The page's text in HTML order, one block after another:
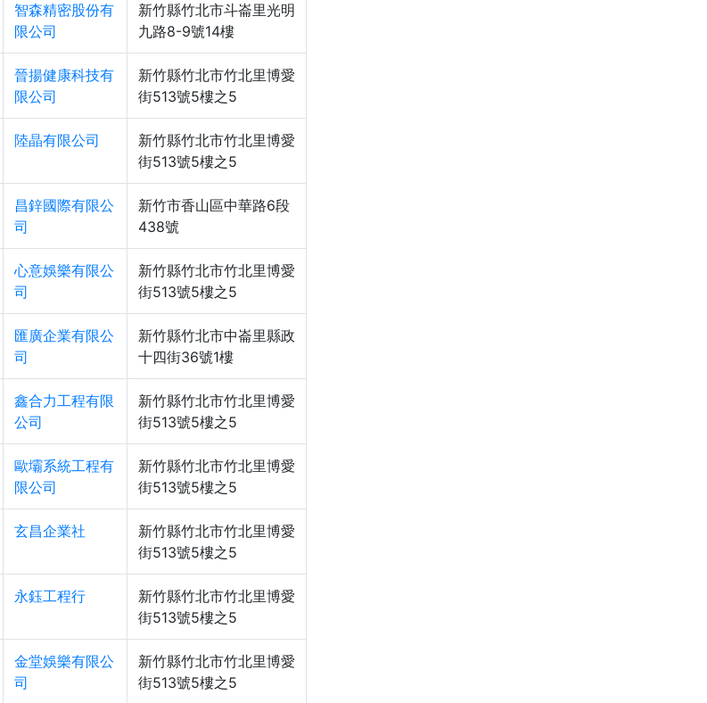
智森精密股份有
限公司
新竹縣竹北市斗崙里光明
九路8-9號14樓
晉揚健康科技有
限公司
新竹縣竹北市竹北里博愛
街513號5樓之5
陸晶有限公司
新竹縣竹北市竹北里博愛
街513號5樓之5
昌鋅國際有限公
司
新竹市香山區中華路6段
438號
心意娛樂有限公
司
新竹縣竹北市竹北里博愛
街513號5樓之5
匯廣企業有限公
司
新竹縣竹北市中崙里縣政
十四街36號1樓
鑫合力工程有限
公司
新竹縣竹北市竹北里博愛
街513號5樓之5
歐壩系統工程有
限公司
新竹縣竹北市竹北里博愛
街513號5樓之5
玄昌企業社
新竹縣竹北市竹北里博愛
街513號5樓之5
永鈺工程行
新竹縣竹北市竹北里博愛
街513號5樓之5
金堂娛樂有限公
司
新竹縣竹北市竹北里博愛
街513號5樓之5